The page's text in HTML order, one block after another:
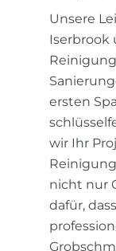
Unsere
Iserbrook
ersten
wir Ihr
nicht nur
dafür,